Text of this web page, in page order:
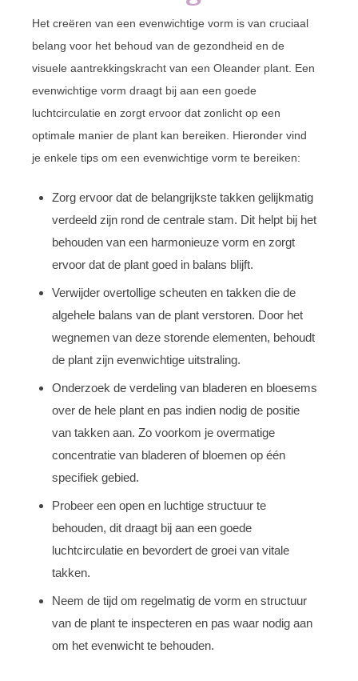
Het creëren van een evenwichtige vorm is van cruciaal
belang voor het behoud van de gezondheid en de
visuele aantrekkingskracht van een Oleander plant. Een
evenwichtige vorm draagt bij aan een goede
luchtcirculatie en zorgt ervoor dat zonlicht op een
optimale manier de plant kan bereiken. Hieronder vind
je enkele tips om een evenwichtige vorm te bereiken:
Zorg ervoor dat de belangrijkste takken gelijkmatig
verdeeld zijn rond de centrale stam. Dit helpt bij het
behouden van een harmonieuze vorm en zorgt
ervoor dat de plant goed in balans blijft.
Verwijder overtollige scheuten en takken die de
algehele balans van de plant verstoren. Door het
wegnemen van deze storende elementen, behoudt
de plant zijn evenwichtige uitstraling.
Onderzoek de verdeling van bladeren en bloesems
over de hele plant en pas indien nodig de positie
van takken aan. Zo voorkom je overmatige
concentratie van bladeren of bloemen op één
specifiek gebied.
Probeer een open en luchtige structuur te
behouden, dit draagt bij aan een goede
luchtcirculatie en bevordert de groei van vitale
takken.
Neem de tijd om regelmatig de vorm en structuur
van de plant te inspecteren en pas waar nodig aan
om het evenwicht te behouden.